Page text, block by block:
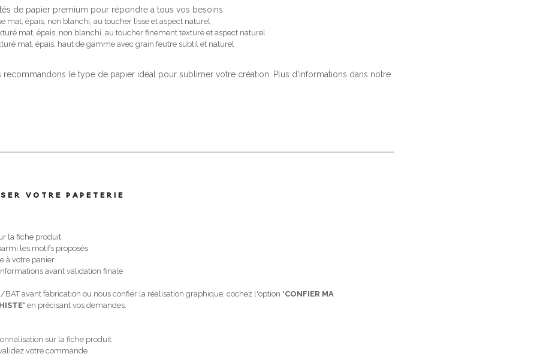
de papier premium pour répondre à tous vos besoins:
mat, épais, non blanchi, au toucher lisse et aspect naturel
mat, épais, non blanchi, au toucher finement texturé et aspect naturel
mat, épais, haut de gamme avec grain feutre subtil et naturel
le type de papier idéal pour sublimer votre création. Plus d'informations dans notre
VOTRE PAPETERIE
la fiche produit
les motifs proposés
à votre panier
avant validation finale
avant fabrication ou nous confier la réalisation graphique, cochez l'option "CONFIER MA
" en précisant vos demandes.
sur la fiche produit
votre commande